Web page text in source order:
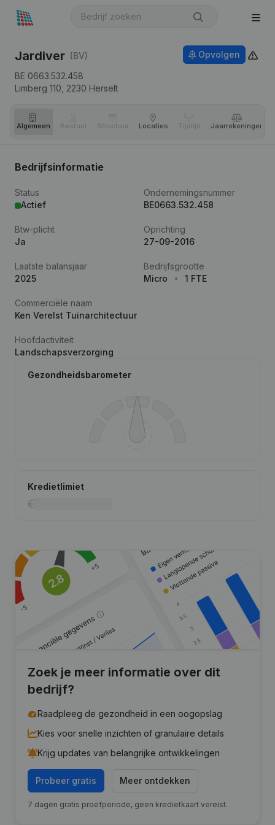
Jardiver (BV)
BE 0663.532.458
Limberg 110, 2230 Herselt
Opvolgen
Algemeen Bestuur Structuur Locaties Tijdlijn Jaar­rekeningen
Bedrijfsinformatie
Status
Actief
Ondernemingsnummer
BE0663.532.458
Btw-plicht
Ja
Oprichting
27-09-2016
Laatste balansjaar
2025
Bedrijfsgrootte
Micro
1 FTE
Commerciële naam
Ken Verelst Tuinarchitectuur
Hoofdactiviteit
Landschapsverzorging
Gezondheidsbarometer
Kredietlimiet
Zoek je meer informatie over dit
bedrijf?
Raadpleeg de gezondheid in een oogopslag
Kies voor snelle inzichten of granulaire details
Krijg updates van belangrijke ontwikkelingen
Probeer gratis Meer ontdekken
7 dagen gratis proefperiode, geen kredietkaart vereist.